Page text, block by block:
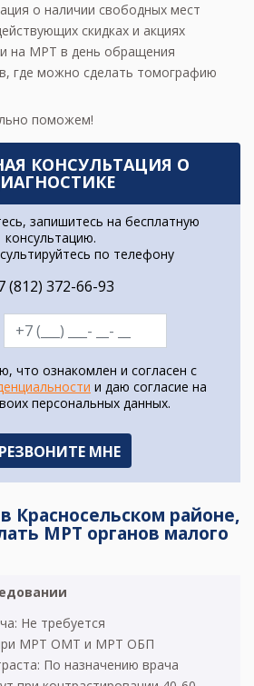
о наличии свободных мест
скидках и акциях
на МРТ в день обращения
, где можно сделать томографию
поможем!
КОНСУЛЬТАЦИЯ О
запишитесь на бесплатную
консультацию.
по телефону
(812) 372-66-93
что ознакомлен и согласен с
и даю согласие на
персональных данных.
Красносельском районе,
МРТ органов малого
Не требуется
МРТ ОМТ и МРТ ОБП
По назначению врача